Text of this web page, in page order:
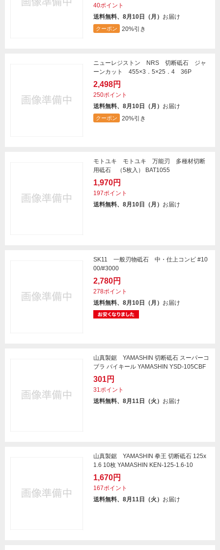
40ポイント
送料無料、8月10日（月） お届け
クーポン 20%引き
ニューレジストン NRS 切断砥石 ジャ
ーンカット 455×3．5×25．4 36P
2,498円
250ポイント
送料無料、8月10日（月） お届け
クーポン 20%引き
モトユキ モトユキ 万能刃 多種材切断
用砥石 （5枚入） BAT1055
1,970円
197ポイント
送料無料、8月10日（月） お届け
SK11 一般刃物砥石 中・仕上コンビ #10
00/#3000
2,780円
278ポイント
送料無料、8月10日（月） お届け
山真製鋸 YAMASHIN 切断砥石 スーパーコ
ブラ バイキール YAMASHIN YSD-105CBF
301円
31ポイント
送料無料、8月11日（火） お届け
山真製鋸 YAMASHIN 拳王 切断砥石 125x
1.6 10枚 YAMASHIN KEN-125-1.6-10
1,670円
167ポイント
送料無料、8月11日（火） お届け